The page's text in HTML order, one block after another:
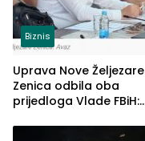
Biznis
Uprava Nove Željezare
Zenica odbila oba
prijedloga Vlade FBiH:
rješenje